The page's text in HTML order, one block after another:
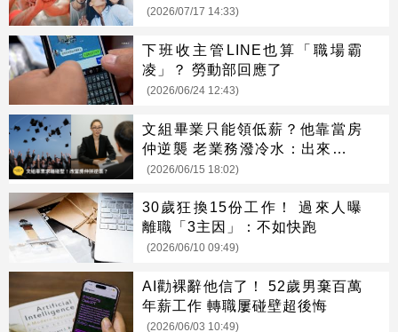
崛起
(2026/07/17 14:33)
下班收主管LINE也算「職場霸
凌」？ 勞動部回應了
(2026/06/24 12:43)
文組畢業只能領低薪？他靠當房
仲逆襲 老業務潑冷水：出來混遲
早要還
(2026/06/15 18:02)
30歲狂換15份工作！ 過來人曝
離職「3主因」：不如快跑
(2026/06/10 09:49)
AI勸裸辭他信了！ 52歲男棄百萬
年薪工作 轉職屢碰壁超後悔
(2026/06/03 10:49)